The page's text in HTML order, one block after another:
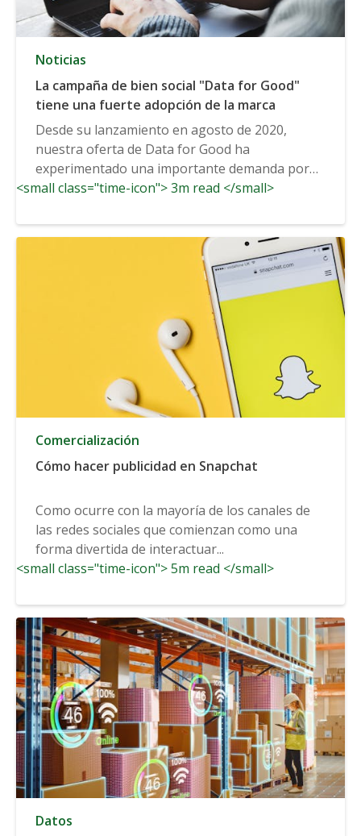
Noticias
La campaña de bien social "Data for Good"
tiene una fuerte adopción de la marca
Desde su lanzamiento en agosto de 2020,
nuestra oferta de Data for Good ha
experimentado una importante demanda por
parte de los anunciantes. Como...
<small class="time-icon"> 3m read </small>
Comercialización
Cómo hacer publicidad en Snapchat
Como ocurre con la mayoría de los canales de
las redes sociales que comienzan como una
forma divertida de interactuar...
<small class="time-icon"> 5m read </small>
Datos